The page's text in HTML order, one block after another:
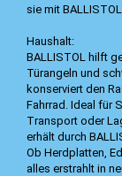
sie mit
Haushalt:
BALLISTOL hilft
Türangeln und
konserviert den
Fahrrad. Ideal für
Transport oder
erhält durch
Ob Herdplatten,
alles erstrahlt in